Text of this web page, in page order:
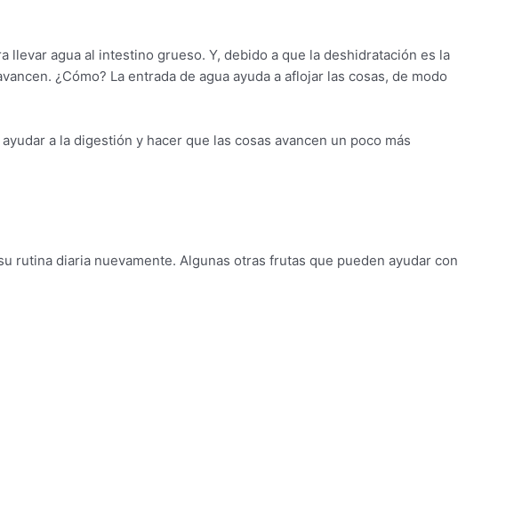
llevar agua al intestino grueso. Y, debido a que la deshidratación es la
¿Cómo? La entrada de agua ayuda a aflojar las cosas, de modo
a la digestión y hacer que las cosas avancen un poco más
rutina diaria nuevamente. Algunas otras frutas que pueden ayudar con